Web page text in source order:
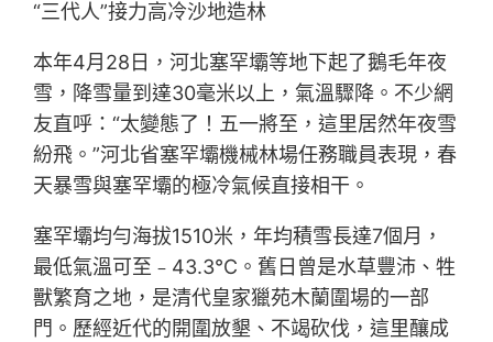
“三代人”接力高冷沙地造林
本年4月28日，河北塞罕壩等地下起了鵝毛年夜
雪，降雪量到達30毫米以上，氣溫驟降。不少網
友直呼：“太變態了！五一將至，這里居然年夜雪
紛飛。”河北省塞罕壩機械林場任務職員表現，春
天暴雪與塞罕壩的極冷氣候直接相干。
塞罕壩均勻海拔1510米，年均積雪長達7個月，
最低氣溫可至﹣43.3℃。舊日曾是水草豐沛、牲
獸繁育之地，是清代皇家獵苑木蘭圍場的一部
門。歷經近代的開圍放墾、不竭砍伐，這里釀成